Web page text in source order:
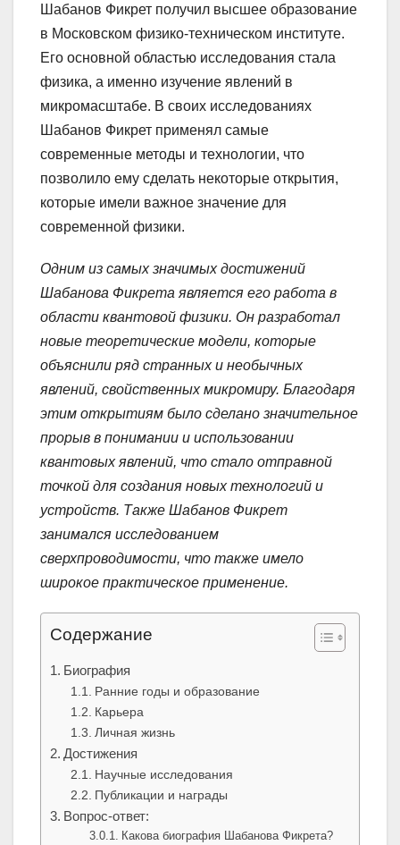
Шабанов Фикрет получил высшее образование
в Московском физико-техническом институте.
Его основной областью исследования стала
физика, а именно изучение явлений в
микромасштабе. В своих исследованиях
Шабанов Фикрет применял самые
современные методы и технологии, что
позволило ему сделать некоторые открытия,
которые имели важное значение для
современной физики.
Одним из самых значимых достижений
Шабанова Фикрета является его работа в
области квантовой физики. Он разработал
новые теоретические модели, которые
объяснили ряд странных и необычных
явлений, свойственных микромиру. Благодаря
этим открытиям было сделано значительное
прорыв в понимании и использовании
квантовых явлений, что стало отправной
точкой для создания новых технологий и
устройств. Также Шабанов Фикрет
занимался исследованием
сверхпроводимости, что также имело
широкое практическое применение.
Содержание
Биография
Ранние годы и образование
Карьера
Личная жизнь
Достижения
Научные исследования
Публикации и награды
Вопрос-ответ:
Какова биография Шабанова Фикрета?